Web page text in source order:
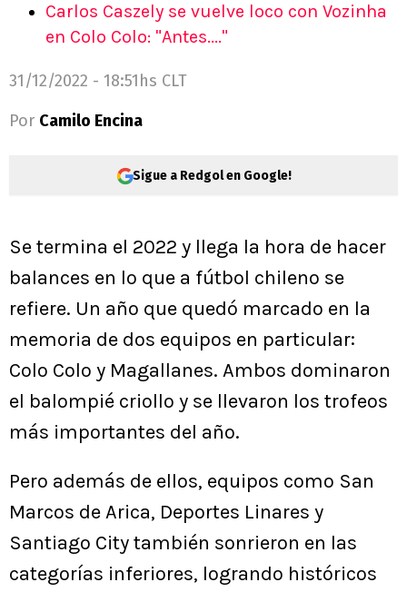
Carlos Caszely se vuelve loco con Vozinha
en Colo Colo: "Antes...."
31/12/2022 - 18:51hs CLT
Por Camilo Encina
Sigue a Redgol en Google!
Se termina el 2022 y llega la hora de hacer
balances en lo que a fútbol chileno se
refiere. Un año que quedó marcado en la
memoria de dos equipos en particular:
Colo Colo y Magallanes. Ambos dominaron
el balompié criollo y se llevaron los trofeos
más importantes del año.
Pero además de ellos, equipos como San
Marcos de Arica, Deportes Linares y
Santiago City también sonrieron en las
categorías inferiores, logrando históricos